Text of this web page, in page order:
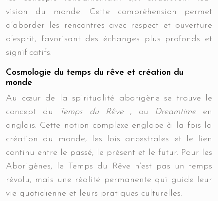
vision du monde. Cette compréhension permet
d’aborder les rencontres avec respect et ouverture
d’esprit, favorisant des échanges plus profonds et
significatifs.
Cosmologie du temps du rêve et création du
monde
Au cœur de la spiritualité aborigène se trouve le
concept du
Temps du Rêve , ou Dreamtime en
anglais. Cette notion complexe englobe à la fois la
création du monde, les lois ancestrales et le lien
continu entre le passé, le présent et le futur. Pour les
Aborigènes, le Temps du Rêve n’est pas un temps
révolu, mais une réalité permanente qui guide leur
vie quotidienne et leurs pratiques culturelles.